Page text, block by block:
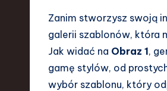
ft
w
Zanim stworzysz swoją
galerii szablonów, która
Jak widać na Obraz 1,
gamę stylów, od
wybór szablonu, który